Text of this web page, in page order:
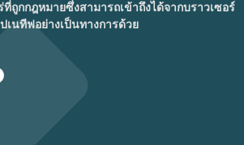
ถูกกฎหมายซึ่งสามารถเข้าถึงได้จากบราวเซอร์
เนทีฟอย่างเป็นทางการด้วย